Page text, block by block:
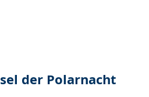
der Polarnacht